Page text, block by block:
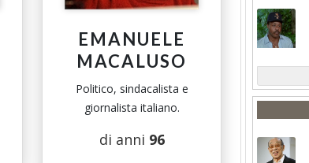
EMANUELE
MACALUSO
Politico, sindacalista e
giornalista italiano.
di anni 96